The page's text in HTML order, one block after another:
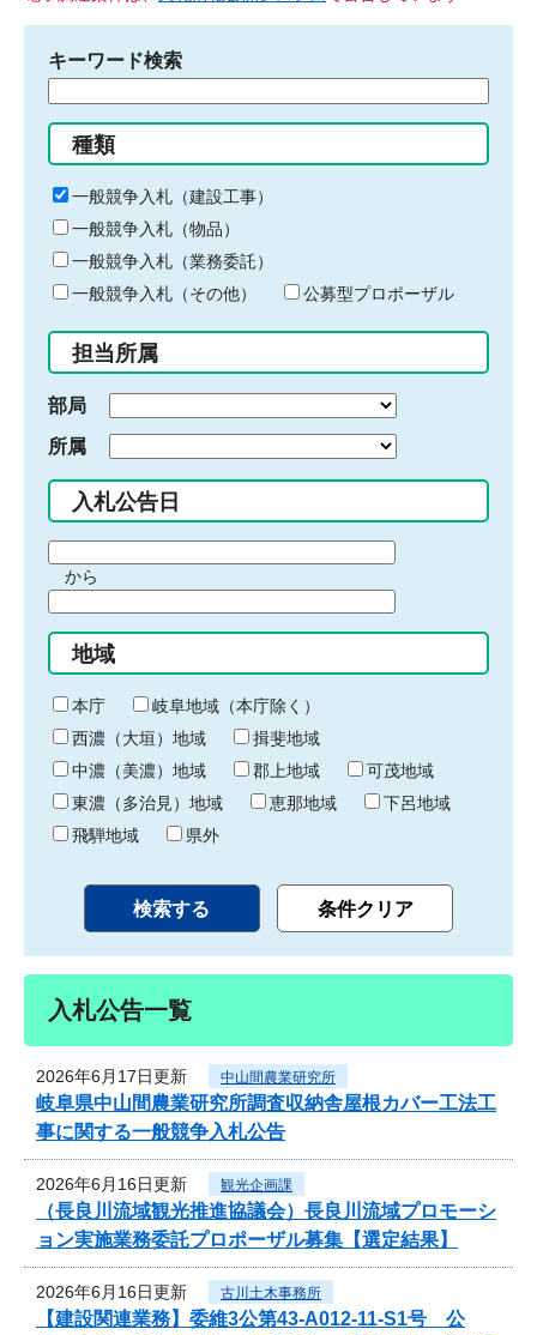
キーワード検索
る
キ
ー
ワ
ー
ド
入
力
種類
一般競争入札（建設工事）
一般競争入札（物品）
一般競争入札（業務委託）
一般競争入札（その他）
公募型プロポーザル
担当所属
部局
所属
入札公告日
間
始
り
から
間
終
わ
り
地域
本庁
岐阜地域（本庁除く）
西濃（大垣）地域
揖斐地域
中濃（美濃）地域
郡上地域
可茂地域
東濃（多治見）地域
恵那地域
下呂地域
飛騨地域
県外
入札公告一覧
2026年6月17日更新 中山間農業研究所
岐阜県中山間農業研究所調査収納舎屋根カバー工法工
事に関する一般競争入札公告
2026年6月16日更新 観光企画課
（長良川流域観光推進協議会）長良川流域プロモーシ
ョン実施業務委託プロポーザル募集【選定結果】
2026年6月16日更新 古川土木事務所
【建設関連業務】委維3公第43-A012-11-S1号 公